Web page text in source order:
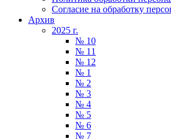
Согласие на обработку
Архив
2025 г.
№ 10
№ 11
№ 12
№ 1
№ 2
№ 3
№ 4
№ 5
№ 6
№ 7